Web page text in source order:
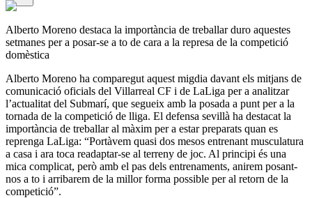
Alberto Moreno destaca la importància de treballar duro aquestes
setmanes per a posar-se a to de cara a la represa de la competició
domèstica
Alberto Moreno ha comparegut aquest migdia davant els mitjans de
comunicació oficials del Villarreal CF i de LaLiga per a analitzar
l’actualitat del Submarí, que segueix amb la posada a punt per a la
tornada de la competició de lliga. El defensa sevillà ha destacat la
importància de treballar al màxim per a estar preparats quan es
reprenga LaLiga: “Portàvem quasi dos mesos entrenant musculatura
a casa i ara toca readaptar-se al terreny de joc. Al principi és una
mica complicat, però amb el pas dels entrenaments, anirem posant-
nos a to i arribarem de la millor forma possible per al retorn de la
competició”.